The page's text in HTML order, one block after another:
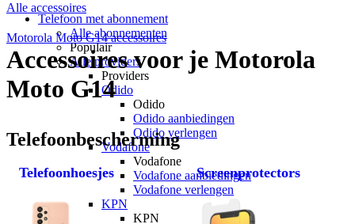
Telefoon met abonnement
Alle abonnementen
Populair
Alle providers
Providers
Odido
Odido
Odido aanbiedingen
Odido verlengen
Vodafone
Vodafone
Vodafone aanbiedingen
Vodafone verlengen
KPN
KPN
Alle accessoires
Motorola Moto G14 accessoires
Accessoires voor je Motorola
Moto G14
Telefoonbescherming
Telefoonhoesjes Screenprotectors